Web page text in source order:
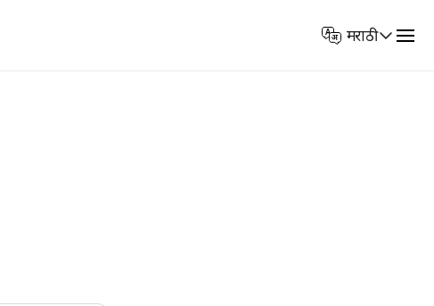
Select
Language
मराठी